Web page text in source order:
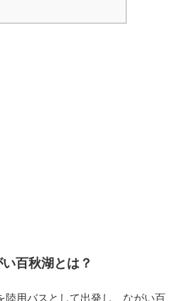
百秋湖とは？
陸用バスとして出発し、ながい百